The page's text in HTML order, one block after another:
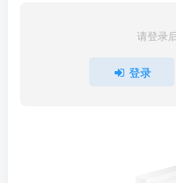
请登录
登录